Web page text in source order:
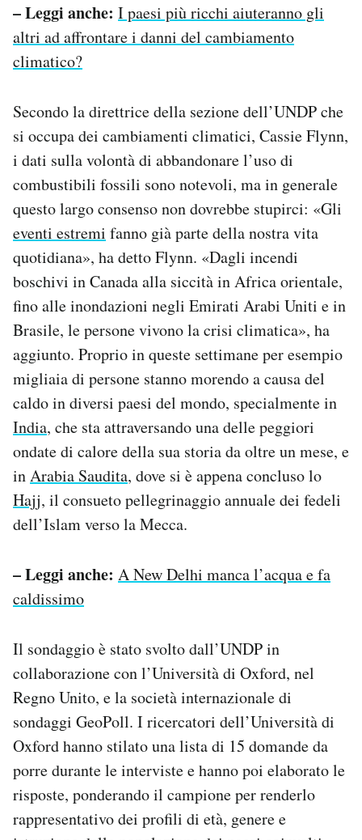
– Leggi anche: I paesi più ricchi aiuteranno gli
altri ad affrontare i danni del cambiamento
climatico?
Secondo la direttrice della sezione dell’UNDP che
si occupa dei cambiamenti climatici, Cassie Flynn,
i dati sulla volontà di abbandonare l’uso di
combustibili fossili sono notevoli, ma in generale
questo largo consenso non dovrebbe stupirci: «Gli
eventi estremi fanno già parte della nostra vita
quotidiana», ha detto Flynn. «Dagli incendi
boschivi in Canada alla siccità in Africa orientale,
fino alle inondazioni negli Emirati Arabi Uniti e in
Brasile, le persone vivono la crisi climatica», ha
aggiunto. Proprio in queste settimane per esempio
migliaia di persone stanno morendo a causa del
caldo in diversi paesi del mondo, specialmente in
India, che sta attraversando una delle peggiori
ondate di calore della sua storia da oltre un mese, e
inArabia Saudita, dove si è appena concluso lo
Hajj, il consueto pellegrinaggio annuale dei fedeli
dell’Islam verso la Mecca.
– Leggi anche: A New Delhi manca l’acqua e fa
caldissimo
Il sondaggio è stato svolto dall’UNDP in
collaborazione con l’Università di Oxford, nel
Regno Unito, e la società internazionale di
sondaggi GeoPoll. I ricercatori dell’Università di
Oxford hanno stilato una lista di 15 domande da
porre durante le interviste e hanno poi elaborato le
risposte, ponderando il campione per renderlo
rappresentativo dei profili di età, genere e